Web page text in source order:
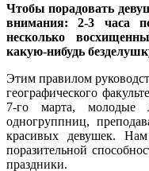
Чтобы порадовать
внимания: 2-3 часа
несколько
какую-нибудь
Этим правилом
географического
7-го марта, молодые
одногруппниц,
красивых девушек. Нам
поразительной
праздники.